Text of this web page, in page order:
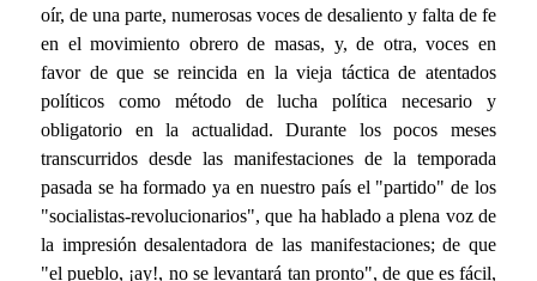
oír, de una parte, numerosas voces de desaliento y falta de fe
en el movimiento obrero de masas, y, de otra, voces en
favor de que se reincida en la vieja táctica de atentados
políticos como método de lucha política necesario y
obligatorio en la actualidad. Durante los pocos meses
transcurridos desde las manifestaciones de la temporada
pasada se ha formado ya en nuestro país el "partido" de los
"socialistas-revolucionarios", que ha hablado a plena voz de
la impresión desalentadora de las manifestaciones; de que
"el pueblo, ¡ay!, no se levantará tan pronto", de que es fácil,